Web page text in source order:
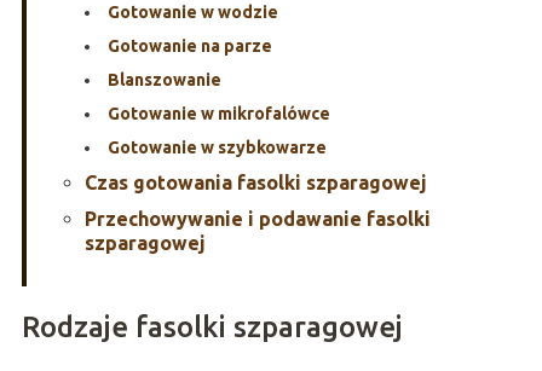
Gotowanie w wodzie
Gotowanie na parze
Blanszowanie
Gotowanie w mikrofalówce
Gotowanie w szybkowarze
Czas gotowania fasolki szparagowej
Przechowywanie i podawanie fasolki
szparagowej
Rodzaje fasolki szparagowej